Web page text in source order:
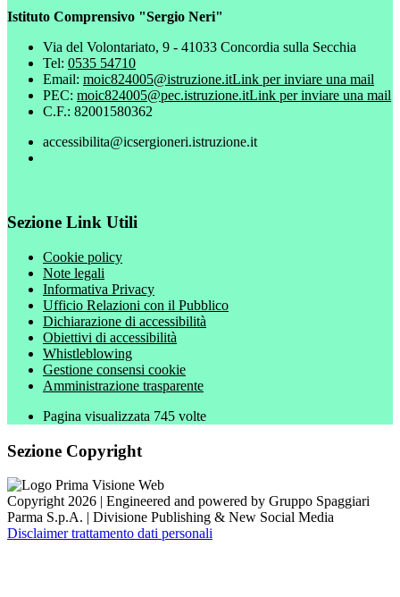
Istituto Comprensivo "Sergio Neri"
Via del Volontariato, 9 - 41033 Concordia sulla Secchia
Tel: 0535 54710
Email: moic824005@istruzione.itLink per inviare una mail
PEC: moic824005@pec.istruzione.itLink per inviare una mail
C.F.: 82001580362
accessibilita@icsergioneri.istruzione.it
Sezione Link Utili
Cookie policy
Note legali
Informativa Privacy
Ufficio Relazioni con il Pubblico
Dichiarazione di accessibilità
Obiettivi di accessibilità
Whistleblowing
Gestione consensi cookie
Amministrazione trasparente
Pagina visualizzata 745 volte
Sezione Copyright
Copyright 2026 | Engineered and powered by Gruppo Spaggiari
Parma S.p.A. | Divisione Publishing & New Social Media
Disclaimer trattamento dati personali